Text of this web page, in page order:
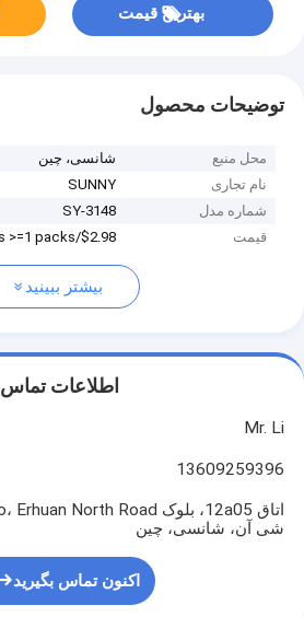
بهترین قیمت
توضیحات محصول
محل منبع
شانسی، چین
نام تجاری
SUNNY
شماره مدل
SY-3148
قیمت
$2.98/packs >=1 packs
بیشتر ببینید
اطلاعات تماس
Mr. Li
13609259396
شی آن، شانسی، چین
اکنون تماس بگیرید